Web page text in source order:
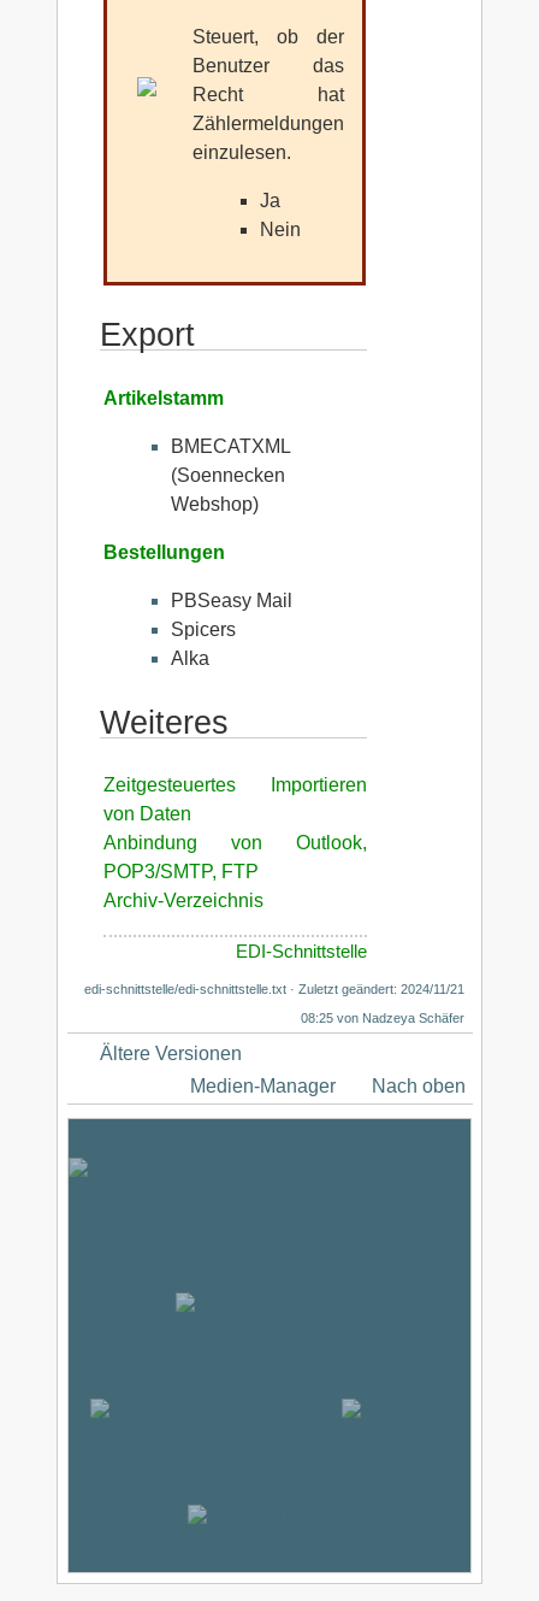
Steuert, ob der
Benutzer das
Recht hat
Zählermeldungen
einzulesen.
Ja
Nein
Export
Artikelstamm
BMECATXML
(Soennecken
Webshop)
Bestellungen
PBSeasy Mail
Spicers
Alka
Weiteres
Zeitgesteuertes Importieren
von Daten
Anbindung von Outlook,
POP3/SMTP, FTP
Archiv-Verzeichnis
EDI-Schnittstelle
edi-schnittstelle/edi-schnittstelle.txt · Zuletzt geändert: 2024/11/21
08:25 von Nadzeya Schäfer
Ältere Versionen
Medien-Manager
Nach oben